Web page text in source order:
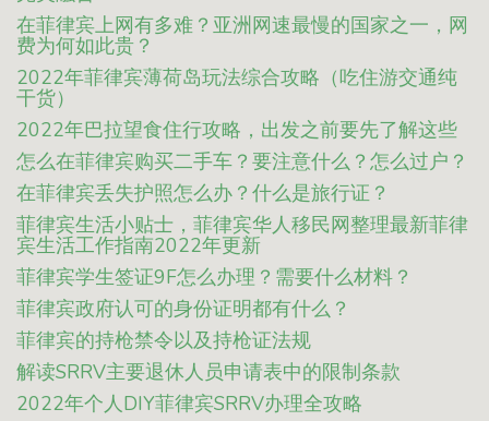
在菲律宾上网有多难？亚洲网速最慢的国家之一，网
费为何如此贵？
2022年菲律宾薄荷岛玩法综合攻略（吃住游交通纯
干货）
2022年巴拉望食住行攻略，出发之前要先了解这些
怎么在菲律宾购买二手车？要注意什么？怎么过户？
在菲律宾丢失护照怎么办？什么是旅行证？
菲律宾生活小贴士，菲律宾华人移民网整理最新菲律
宾生活工作指南2022年更新
菲律宾学生签证9F怎么办理？需要什么材料？
菲律宾政府认可的身份证明都有什么？
菲律宾的持枪禁令以及持枪证法规
解读SRRV主要退休人员申请表中的限制条款
2022年个人DIY菲律宾SRRV办理全攻略